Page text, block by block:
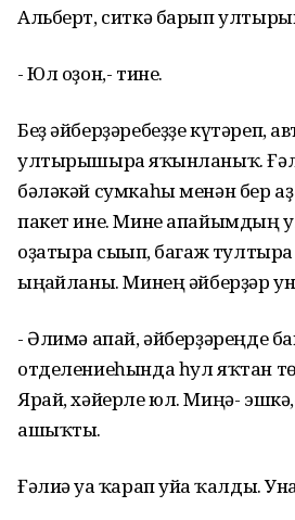
Альберт, ситкә барып
- Юл оҙон,- тине.
Беҙ әйберҙәребеҙҙе күтәреп,
ултырышырға яҡынланыҡ.
бәләкәй сумкаһы менән бер
пакет ине. Мине апайымдың
оҙатырға сығып, багаж
ыңғайланы. Минең әйберҙәр
- Әлимә апай, әйберҙәреңде
отделениеһында һул яҡтан
Ярай, хәйерле юл. Миңә-
ашыҡты.
Ғәлиә уға ҡарап уйға ҡалды.